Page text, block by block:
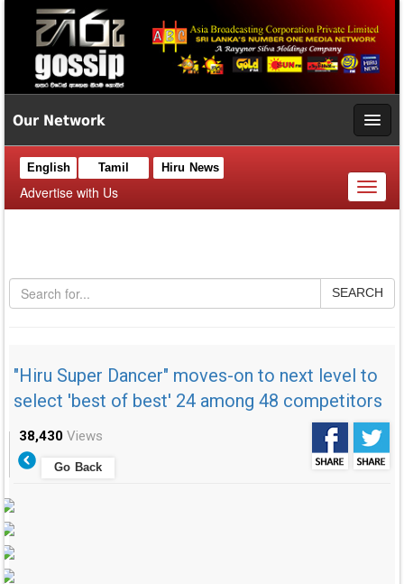
Our Network
English Tamil Hiru News
Advertise with Us
Toggle
SEARCH
"Hiru Super Dancer" moves-on to next level to
select 'best of best' 24 among 48 competitors
38,430 Views
Go Back